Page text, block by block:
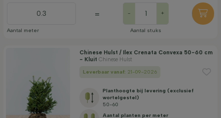
Aantal meter
= - +
Aantal stuks
Chinese Hulst / Ilex Crenata Convexa 50-60 cm
- Kluit Chinese Hulst
Leverbaar vanaf: 21-09-2026
Planthoogte bij levering (exclusief
wortelgestel)
50-60
Aantal planten per meter